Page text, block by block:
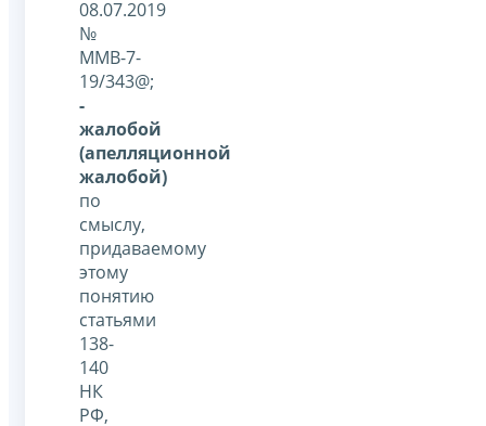
08.07.2019
№
ММВ-7-
19/343@;
-
жалобой
(апелляционной
жалобой)
по
смыслу,
придаваемому
этому
понятию
статьями
138-
140
НК
РФ,